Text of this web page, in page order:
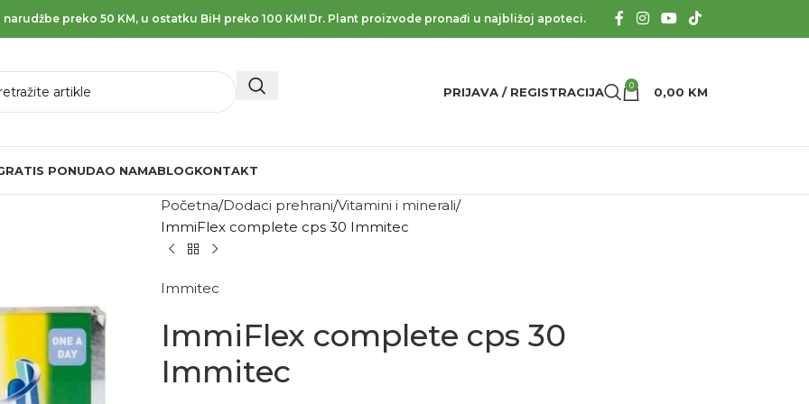
preko 50 KM, u ostatku BiH preko 100 KM! Dr. Plant proizvode pronađi u najbližoj apoteci.
PRIJAVA / REGISTRACIJA 0 0,00 KM
PONUDAO NAMABLOGKONTAKT
Početna Dodaci prehrani Vitamini i minerali
ImmiFlex complete cps 30 Immitec
Immitec
ImmiFlex complete cps 30
Immitec